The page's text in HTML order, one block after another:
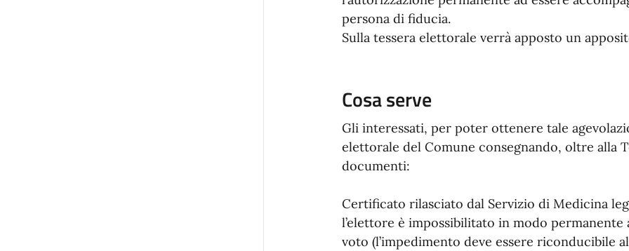
persona di fiducia.
Sulla tessera elettorale verrà apposto un
Cosa serve
Gli interessati, per poter ottenere tale
elettorale del Comune consegnando, oltre alla
documenti:
Certificato rilasciato dal Servizio di Medicina
l’elettore è impossibilitato in modo
voto (l’impedimento deve essere riconducibile